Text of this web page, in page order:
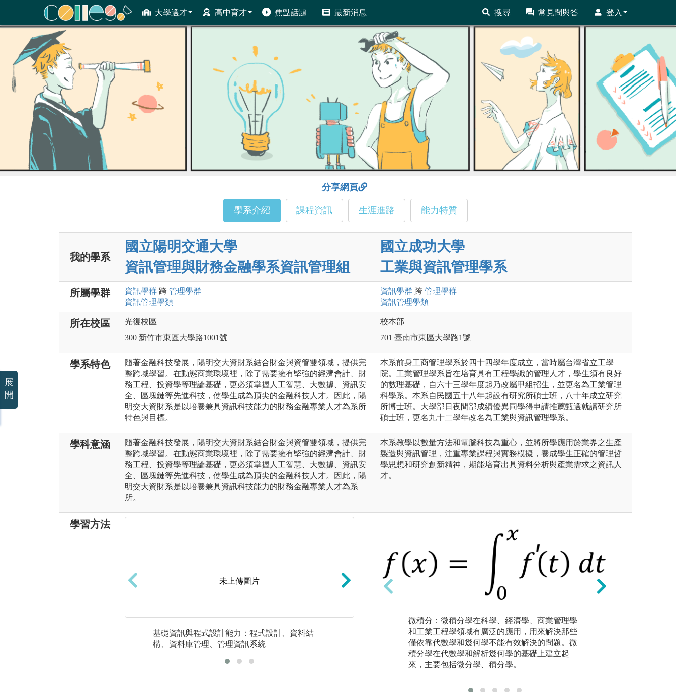
大學選才 高中育才 焦點話題 最新消息 搜尋 常見問與答 登入
ColleGo! 大學選才與高中育才輔助系統
分享網頁
學系介紹 課程資訊 生涯進路 能力特質
我的學系
國立陽明交通大學
資訊管理與財務金融學系資訊管理組
國立成功大學
工業與資訊管理學系
所屬學群 資訊學群 跨 管理學群
資訊管理學類
資訊學群 跨 管理學群
資訊管理學類
所在校區
光復校區
300 新竹市東區大學路1001號
校本部
701 臺南市東區大學路1號
學系特色
隨著金融科技發展，陽明交大資財系結合財金與資管雙領域，提供完
整跨域學習。在動態商業環境裡，除了需要擁有堅強的經濟會計、財
務工程、投資學等理論基礎，更必須掌握人工智慧、大數據、資訊安
全、區塊鏈等先進科技，使學生成為頂尖的金融科技人才。因此，陽
明交大資財系是以培養兼具資訊科技能力的財務金融專業人才為系所
特色與目標。
本系前身工商管理學系於四十四學年度成立，當時屬台灣省立工學
院。工業管理學系旨在培育具有工程學識的管理人才，學生須有良好
的數理基礎，自六十三學年度起乃改屬甲組招生，並更名為工業管理
科學系。本系自民國五十八年起設有研究所碩士班，八十年成立研究
所博士班。大學部日夜間部成績優異同學得申請推薦甄選就讀研究所
碩士班，更名九十二學年改名為工業與資訊管理學系。
學科意涵
隨著金融科技發展，陽明交大資財系結合財金與資管雙領域，提供完
整跨域學習。在動態商業環境裡，除了需要擁有堅強的經濟會計、財
務工程、投資學等理論基礎，更必須掌握人工智慧、大數據、資訊安
全、區塊鏈等先進科技，使學生成為頂尖的金融科技人才。因此，陽
明交大資財系是以培養兼具資訊科技能力的財務金融專業人才為系
所。
本系教學以數量方法和電腦科技為重心，並將所學應用於業界之生產
製造與資訊管理，注重專業課程與實務模擬，養成學生正確的管理哲
學思想和研究創新精神，期能培育出具資料分析與產業需求之資訊人
才。
學習方法
未上傳圖片
基礎資訊與程式設計能力：程式設計、資料結
構、資料庫管理、管理資訊系統
財務理論與實務：會計學、財務報表分析、財務
管理、投資學、期貨選擇權、金融實務專題
微積分：微積分學在科學、經濟學、商業管理學
和工業工程學領域有廣泛的應用，用來解決那些
僅依靠代數學和幾何學不能有效解決的問題。微
積分學在代數學和解析幾何學的基礎上建立起
來，主要包括微分學、積分學。
展
開